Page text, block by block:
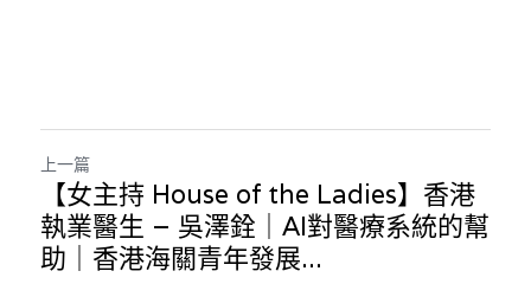
上一篇
【女主持 House of the Ladies】香港
執業醫生 – 吳澤銓｜AI對醫療系統的幫
助｜香港海關青年發展...